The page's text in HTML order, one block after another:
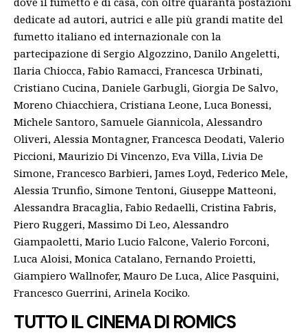
dedicate ad autori, autrici e alle più grandi matite del
fumetto italiano ed internazionale con la
partecipazione di Sergio Algozzino, Danilo Angeletti,
Ilaria Chiocca, Fabio Ramacci, Francesca Urbinati,
Cristiano Cucina, Daniele Garbugli, Giorgia De Salvo,
Moreno Chiacchiera, Cristiana Leone, Luca Bonessi,
Michele Santoro, Samuele Giannicola, Alessandro
Oliveri, Alessia Montagner, Francesca Deodati, Valerio
Piccioni, Maurizio Di Vincenzo, Eva Villa, Livia De
Simone, Francesco Barbieri, James Loyd, Federico Mele,
Alessia Trunfio, Simone Tentoni, Giuseppe Matteoni,
Alessandra Bracaglia, Fabio Redaelli, Cristina Fabris,
Piero Ruggeri, Massimo Di Leo, Alessandro
Giampaoletti, Mario Lucio Falcone, Valerio Forconi,
Luca Aloisi, Monica Catalano, Fernando Proietti,
Giampiero Wallnofer, Mauro De Luca, Alice Pasquini,
Francesco Guerrini, Arinela Kociko.
TUTTO IL CINEMA DI ROMICS